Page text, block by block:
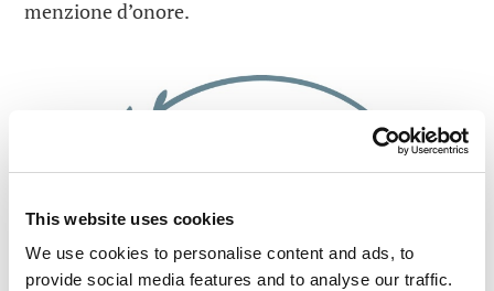
This website uses cookies
We use cookies to personalise content and ads, to
provide social media features and to analyse our traffic.
menzione d’onore.